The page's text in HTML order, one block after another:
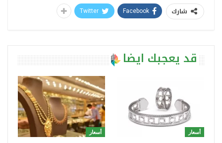
شارك Facebook
Twitter
قد يعجبك ايضا
أسعار أسعار